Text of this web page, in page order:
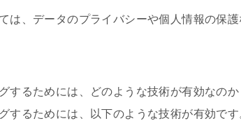
は、データのプライバシーや個人情報の保
するためには、どのような技術が有効なのか
するためには、以下のような技術が有効です